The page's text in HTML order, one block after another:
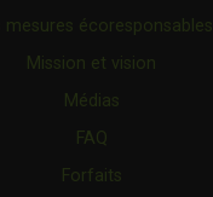
mesures écoresponsables
Mission et vision
Médias
FAQ
Forfaits